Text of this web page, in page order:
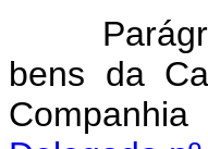
bens da